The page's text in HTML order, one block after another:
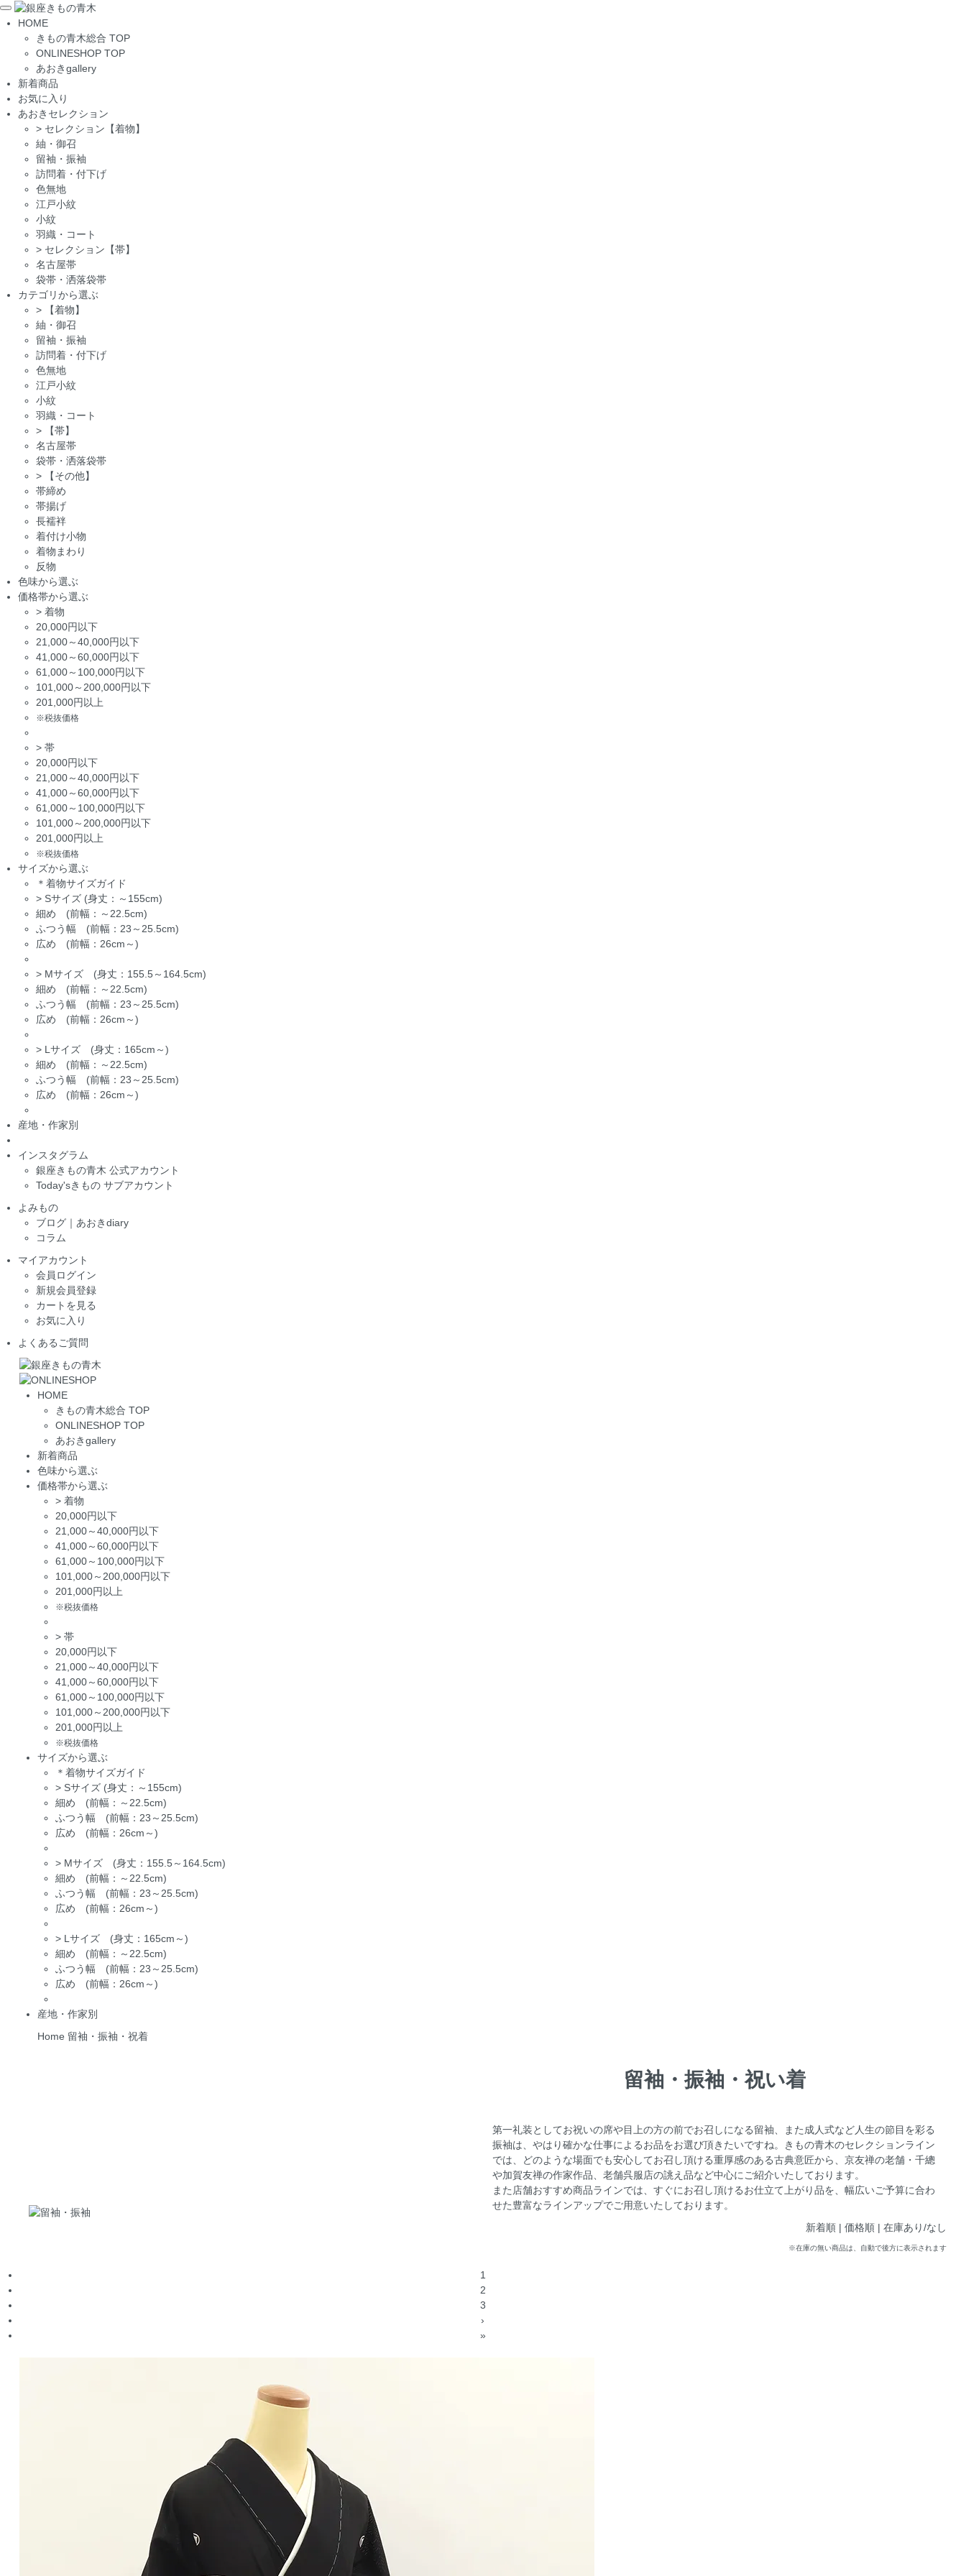
Toggle
navigation
HOME
きもの青木総合 TOP
ONLINESHOP TOP
あおきgallery
新着商品
お気に入り
あおきセレクション
> セレクション【着物】
紬・御召
留袖・振袖
訪問着・付下げ
色無地
江戸小紋
小紋
羽織・コート
> セレクション【帯】
名古屋帯
袋帯・洒落袋帯
カテゴリから選ぶ
>
【着物】
紬・御召
留袖・振袖
訪問着・付下げ
色無地
江戸小紋
小紋
羽織・コート
>
【帯】
名古屋帯
袋帯・洒落袋帯
>
【その他】
帯締め
帯揚げ
長襦袢
着付け小物
着物まわり
反物
色味から選ぶ
価格帯から選ぶ
> 着物
20,000円以下
21,000～40,000円以下
41,000～60,000円以下
61,000～100,000円以下
101,000～200,000円以下
201,000円以上
※税抜価格
> 帯
20,000円以下
21,000～40,000円以下
41,000～60,000円以下
61,000～100,000円以下
101,000～200,000円以下
201,000円以上
※税抜価格
サイズから選ぶ
＊着物サイズガイド
> Sサイズ (身丈：～155cm)
細め (前幅：～22.5cm)
ふつう幅 (前幅：23～25.5cm)
広め (前幅：26cm～)
> Mサイズ (身丈：155.5～164.5cm)
細め (前幅：～22.5cm)
ふつう幅 (前幅：23～25.5cm)
広め (前幅：26cm～)
> Lサイズ (身丈：165cm～)
細め (前幅：～22.5cm)
ふつう幅 (前幅：23～25.5cm)
広め (前幅：26cm～)
産地・作家別
インスタグラム
銀座きもの青木 公式アカウント
Today'sきもの サブアカウント
よみもの
ブログ｜あおきdiary
コラム
マイアカウント
会員ログイン
新規会員登録
カートを見る
お気に入り
よくあるご質問
HOME
きもの青木総合 TOP
ONLINESHOP TOP
あおきgallery
新着商品
色味から選ぶ
価格帯から選ぶ
> 着物
20,000円以下
21,000～40,000円以下
41,000～60,000円以下
61,000～100,000円以下
101,000～200,000円以下
201,000円以上
※税抜価格
> 帯
20,000円以下
21,000～40,000円以下
41,000～60,000円以下
61,000～100,000円以下
101,000～200,000円以下
201,000円以上
※税抜価格
サイズから選ぶ
＊着物サイズガイド
> Sサイズ (身丈：～155cm)
細め (前幅：～22.5cm)
ふつう幅 (前幅：23～25.5cm)
広め (前幅：26cm～)
> Mサイズ (身丈：155.5～164.5cm)
細め (前幅：～22.5cm)
ふつう幅 (前幅：23～25.5cm)
広め (前幅：26cm～)
> Lサイズ (身丈：165cm～)
細め (前幅：～22.5cm)
ふつう幅 (前幅：23～25.5cm)
広め (前幅：26cm～)
産地・作家別
Home 留袖・振袖・祝着
留袖・振袖・祝い着
第一礼装としてお祝いの席や目上の方の前でお召しになる留袖、また成人式など人生の節目を彩る
振袖は、やはり確かな仕事によるお品をお選び頂きたいですね。きもの青木のセレクションライン
では、どのような場面でも安心してお召し頂ける重厚感のある古典意匠から、京友禅の老舗・千總
や加賀友禅の作家作品、老舗呉服店の誂え品など中心にご紹介いたしております。
また店舗おすすめ商品ラインでは、すぐにお召し頂けるお仕立て上がり品を、幅広いご予算に合わ
せた豊富なラインアップでご用意いたしております。
新着順 |価格順 |在庫あり/なし
※在庫の無い商品は、自動で後方に表示されます
1
2
3
›
»